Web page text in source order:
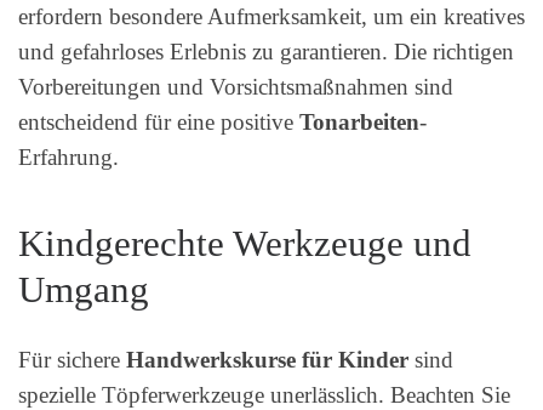
erfordern besondere Aufmerksamkeit, um ein kreatives
und gefahrloses Erlebnis zu garantieren. Die richtigen
Vorbereitungen und Vorsichtsmaßnahmen sind
entscheidend für eine positive Tonarbeiten-
Erfahrung.
Kindgerechte Werkzeuge und
Umgang
Für sichere Handwerkskurse für Kinder sind
spezielle Töpferwerkzeuge unerlässlich. Beachten Sie